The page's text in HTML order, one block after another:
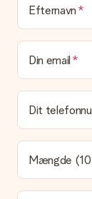
Kan jeg vælge
Det er ikke
Hvad er
gave?
Leveringstiden
at vores
Hvilke
I øjeblikket er
Efternavn
Din email
Dit
Mængde